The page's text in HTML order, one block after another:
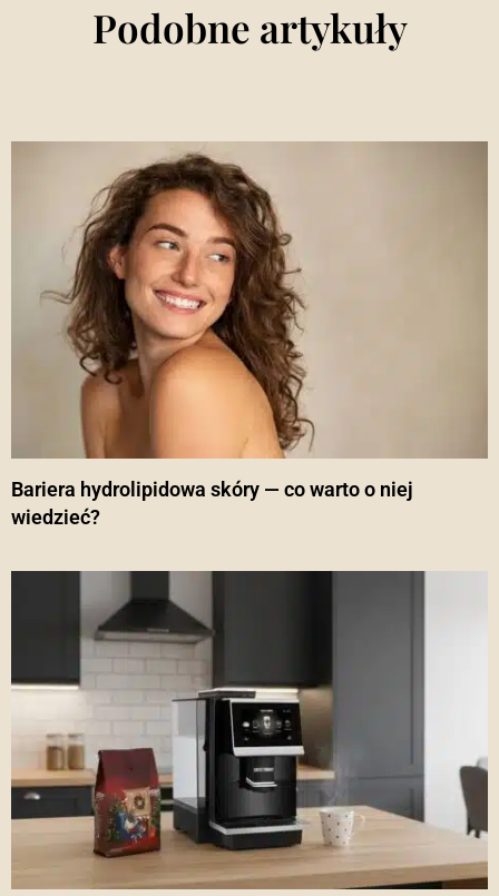
Podobne artykuły
Bariera hydrolipidowa skóry — co warto o niej
wiedzieć?